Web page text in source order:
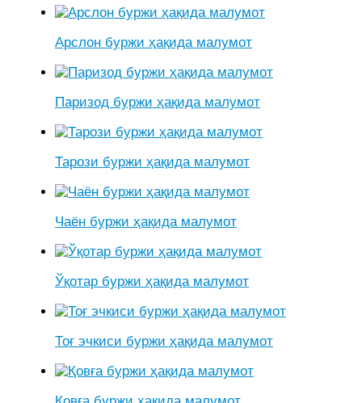
Арслон буржи ҳақида малумот
Паризод буржи ҳақида малумот
Тарози буржи ҳақида малумот
Чаён буржи ҳақида малумот
Ўқотар буржи ҳақида малумот
Тоғ эчкиси буржи ҳақида малумот